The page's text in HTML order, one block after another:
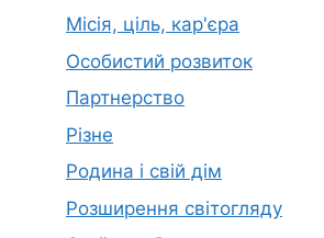
Місія, ціль, кар'єра
Особистий розвиток
Партнерство
Різне
Родина і свій дім
Розширення світогляду